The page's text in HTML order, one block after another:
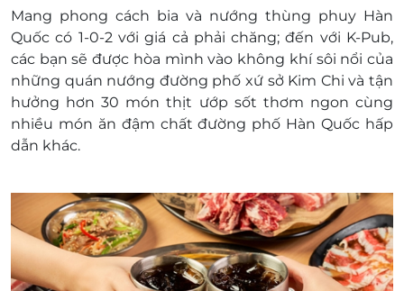
Mang phong cách bia và nướng thùng phuy Hàn
Quốc có 1-0-2 với giá cả phải chăng; đến với K-Pub,
các bạn sẽ được hòa mình vào không khí sôi nổi của
những quán nướng đường phố xứ sở Kim Chi và tận
hưởng hơn 30 món thịt ướp sốt thơm ngon cùng
nhiều món ăn đậm chất đường phố Hàn Quốc hấp
dẫn khác.